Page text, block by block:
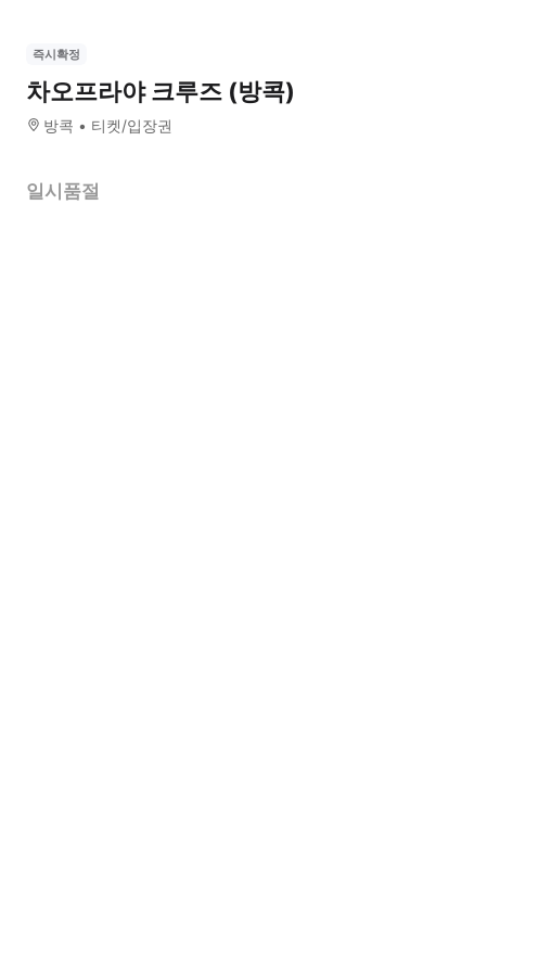
즉시확정
차오프라야 크루즈 (방콕)
방콕 티켓/입장권
일시품절